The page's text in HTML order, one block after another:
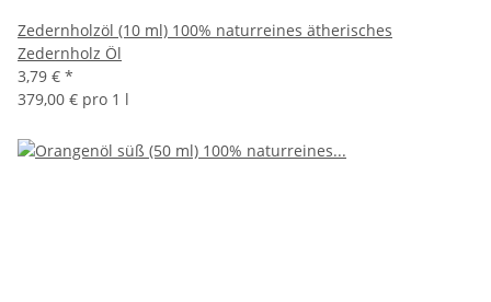
Zedernholzöl (10 ml) 100% naturreines ätherisches
Zedernholz Öl
3,79 € *
379,00 € pro 1 l